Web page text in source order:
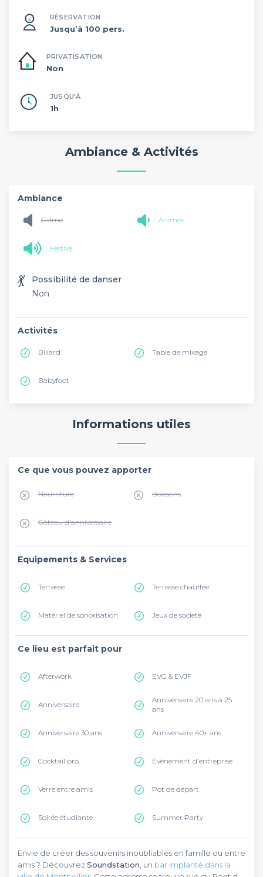
RÉSERVATION
Jusqu’à 100 pers.
PRIVATISATION
Non
JUSQU'À
1h
Ambiance & Activités
Ambiance
Calme Animée
Festive
💃
Possibilité de danser
Non
Activités
Billard Table de mixage
Babyfoot
Informations utiles
Ce que vous pouvez apporter
Nourriture Boissons
Gâteau d'anniversaire
Equipements & Services
Terrasse Terrasse chauffée
Matériel de sonorisation Jeux de société
Ce lieu est parfait pour
Afterwork EVG & EVJF
Anniversaire
Anniversaire 20 ans à 25
ans
Anniversaire 30 ans Anniversaire 40+ ans
Cocktail pro. Évènement d'entreprise
Verre entre amis Pot de départ
Soirée étudiante Summer Party
Envie de créer des souvenirs inoubliables en famille ou entre
amis ? DécouvrezSoundstation , un bar implanté dans la